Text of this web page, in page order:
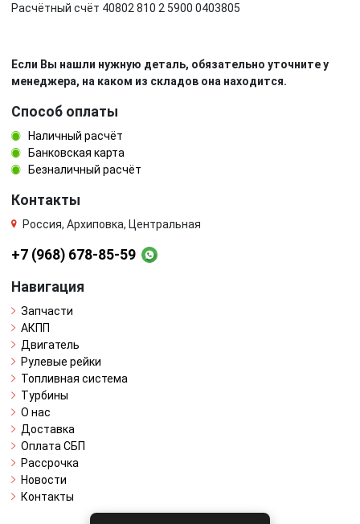
Расчётный счёт 40802 810 2 5900 0403805
Если Вы нашли нужную деталь, обязательно уточните у
менеджера, на каком из складов она находится.
Способ оплаты
Наличный расчёт
Банковская карта
Безналичный расчёт
Контакты
Россия, Архиповка, Центральная
+7 (968) 678-85-59
Навигация
Запчасти
АКПП
Двигатель
Рулевые рейки
Топливная система
Турбины
О нас
Доставка
Оплата СБП
Рассрочка
Новости
Контакты